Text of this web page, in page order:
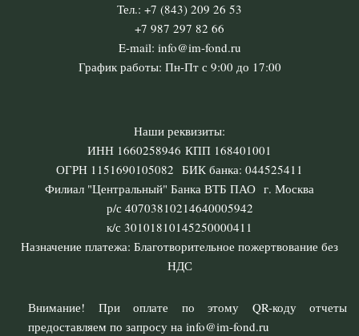
Тел.: +7 (843) 209 26 53
+7 987 297 82 66
E-mail: info@im-fond.ru
График работы: Пн-Пт с 9:00 до 17:00
Наши реквизиты:
ИНН 1660258946 КПП 168401001
ОГРН 1151690105082 БИК банка: 044525411
Филиал "Центральный" Банка ВТБ ПАО г. Москва
р/с 40703810214640005942
к/с 30101810145250000411
Назначение платежа: Благотворительное пожертвование без
НДС
Внимание! При оплате по этому QR-коду отчеты
предоставляем по запросу на info@im-fond.ru